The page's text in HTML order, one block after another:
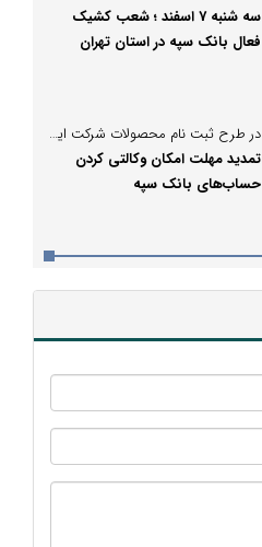
سه شنبه 7 اسفند ؛ شعب کشیک
فعال بانک سپه در استان تهران
در طرح ثبت نام محصولات شرکت ایران خودرو؛
تمدید مهلت امکان وکالتی کردن
حساب‌های بانک سپه